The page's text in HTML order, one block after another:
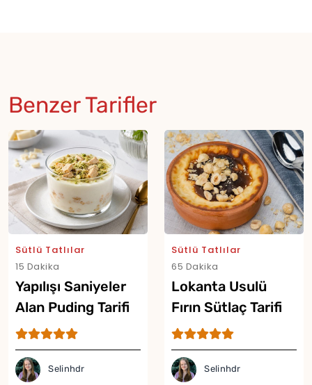
Benzer Tarifler
Sütlü Tatlılar
15 Dakika
Yapılışı Saniyeler
Alan Puding Tarifi
Selinhdr
Sütlü Tatlılar
65 Dakika
Lokanta Usulü
Fırın Sütlaç Tarifi
Selinhdr